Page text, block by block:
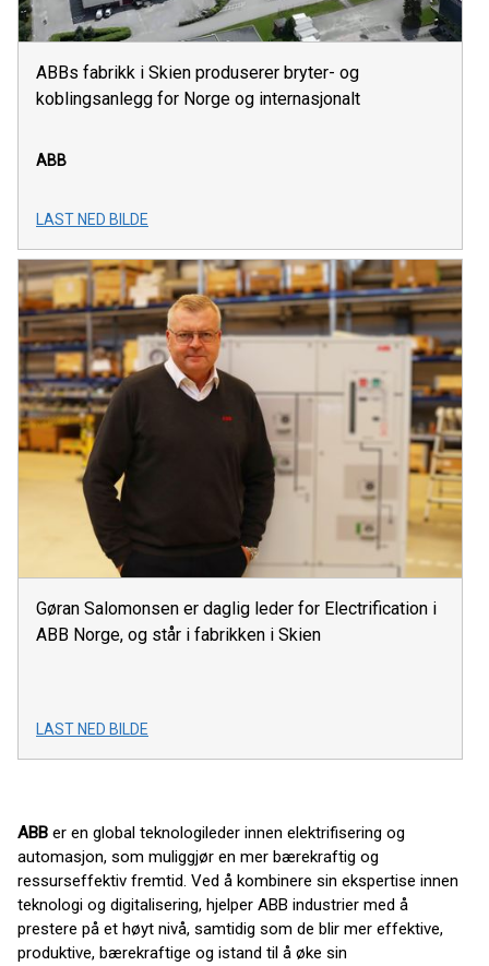
ABBs fabrikk i Skien produserer bryter- og
koblingsanlegg for Norge og internasjonalt
ABB
LAST NED BILDE
Gøran Salomonsen er daglig leder for Electrification i
ABB Norge, og står i fabrikken i Skien
LAST NED BILDE
ABB er en global teknologileder innen elektrifisering og
automasjon, som muliggjør en mer bærekraftig og
ressurseffektiv fremtid. Ved å kombinere sin ekspertise innen
teknologi og digitalisering, hjelper ABB industrier med å
prestere på et høyt nivå, samtidig som de blir mer effektive,
produktive, bærekraftige og istand til å øke sin